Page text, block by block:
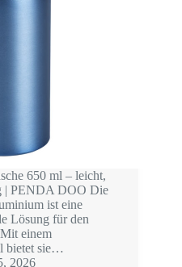
650 ml – leicht,
| PENDA DOO Die
ist eine
Lösung für den
einem
bietet sie…
2026